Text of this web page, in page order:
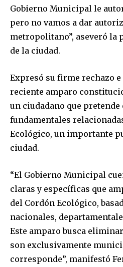
Gobierno Municipal le
pero no vamos a dar
metropolitano”, aseveró la
de la ciudad.
Expresó su firme rechazo
reciente amparo
un ciudadano que
fundamentales
Ecológico, un importante
ciudad.
“El Gobierno Municipal
claras y específicas que
del Cordón Ecológico,
nacionales,
Este amparo busca
son exclusivamente
corresponde”, manifestó